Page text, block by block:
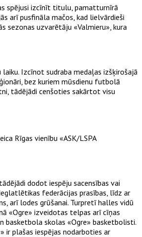
spējusi izcīnīt titulu, pamatturnīrā
arī pusfināla mačos, kad lielvārdieši
sezonas uzvarētāju «Valmieru», kura
Izcīnot sudraba medaļas izšķirošajā
bez kuriem mūsdienu futbolā
tādējādi cenšoties sakārtot visu
Rīgas vienību «ASK/LSPA
dodot iespēju sacensības vai
federācijas prasības, līdz ar
arī lodes grūšanai. Turpretī halles vidū
«Ogre» izveidotas telpas arī cīņas
basketbola skolas «Ogre» basketbolisti.
ir plašas iespējas nodarboties ar